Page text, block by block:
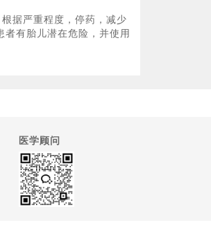
据严重程度，停药，减少
有胎儿潜在危险，并使用
医学顾问